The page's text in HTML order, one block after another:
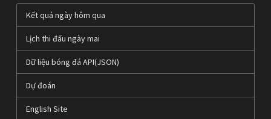
Kết quả ngày hôm qua
Lịch thi đấu ngày mai
Dữ liệu bóng đá API(JSON)
Dự đoán
English Site